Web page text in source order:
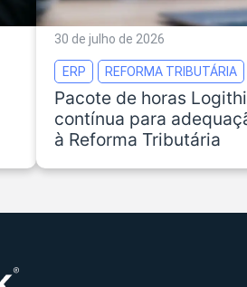
30 de julho de 2026
ERP REFORMA TRIBUTÁRIA
Pacote de horas
contínua para
à Reforma Tributária